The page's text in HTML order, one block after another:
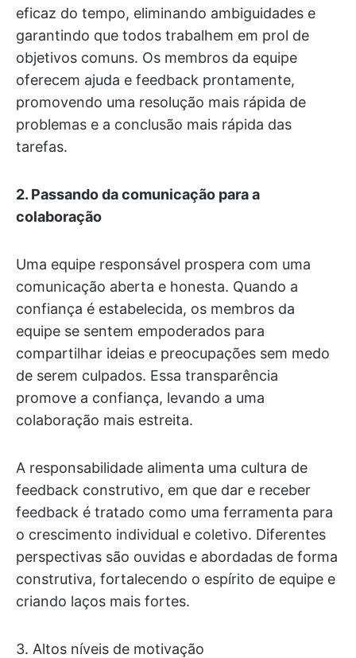
eficaz do tempo, eliminando ambiguidades e
garantindo que todos trabalhem em prol de
objetivos comuns. Os membros da equipe
oferecem ajuda e feedback prontamente,
promovendo uma resolução mais rápida de
problemas e a conclusão mais rápida das
tarefas.
2. Passando da comunicação para a
colaboração
Uma equipe responsável prospera com uma
comunicação aberta e honesta. Quando a
confiança é estabelecida, os membros da
equipe se sentem empoderados para
compartilhar ideias e preocupações sem medo
de serem culpados. Essa transparência
promove a confiança, levando a uma
colaboração mais estreita.
A responsabilidade alimenta uma cultura de
feedback construtivo, em que dar e receber
feedback é tratado como uma ferramenta para
o crescimento individual e coletivo. Diferentes
perspectivas são ouvidas e abordadas de forma
construtiva, fortalecendo o espírito de equipe e
criando laços mais fortes.
3. Altos níveis de motivação